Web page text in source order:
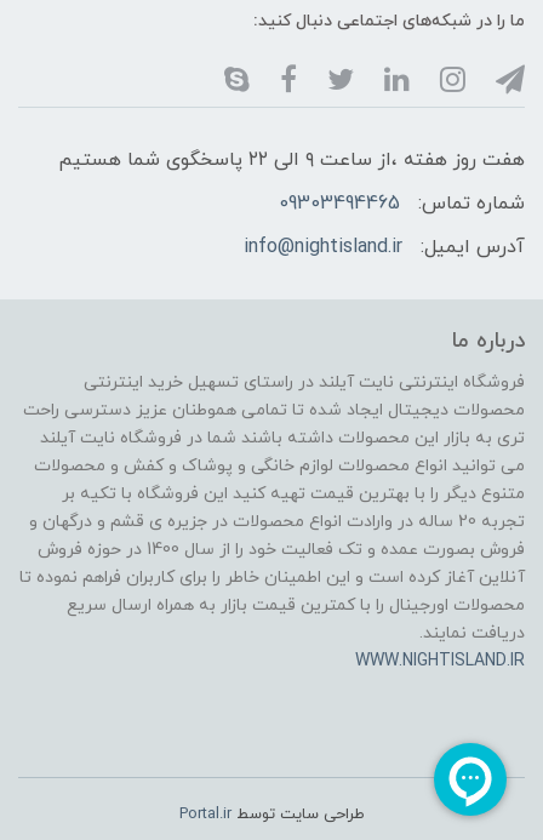
ما را در شبکه‌های اجتماعی دنبال کنید:
هفت روز هفته ،از ساعت ۹ الی ۲۲ پاسخگوی شما هستیم
شماره تماس:
09303494465
آدرس ایمیل:
info@nightisland.ir
درباره ما
فروشگاه اینترنتی نایت آیلند در راستای تسهیل خرید اینترنتی
محصولات دیجیتال ایجاد شده تا تمامی هموطنان عزیز دسترسی راحت
تری به بازار این محصولات داشته باشند شما در فروشگاه نایت آیلند
می توانید انواع محصولات لوازم خانگی و پوشاک و کفش و محصولات
متنوع دیگر را با بهترین قیمت تهیه کنید این فروشگاه با تکیه بر
تجربه 20 ساله در وارادت انواع محصولات در جزیره ی قشم و درگهان و
فروش بصورت عمده و تک فعالیت خود را از سال 1400 در حوزه فروش
آنلاین آغاز کرده است و این اطمینان خاطر را برای کاربران فراهم نموده تا
محصولات اورجینال را با کمترین قیمت بازار به همراه ارسال سریع
دریافت نمایند.
WWW.NIGHTISLAND.IR
طراحی سایت توسطPortal.ir